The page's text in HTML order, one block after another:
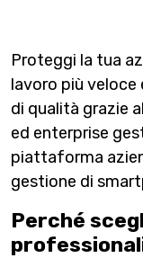
Proteggi la tua
lavoro più
di qualità grazie
ed enterprise
piattaforma
gestione di
Perché